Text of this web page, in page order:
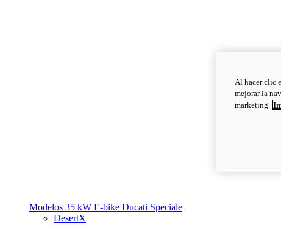
Modelos 35 kW E-bike Ducati Speciale
DesertX
Al hacer clic
mejorar la
marketing.